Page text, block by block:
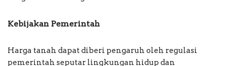
Kebijakan Pemerintah
Harga tanah dapat diberi pengaruh oleh regulasi
pemerintah seputar lingkungan hidup dan